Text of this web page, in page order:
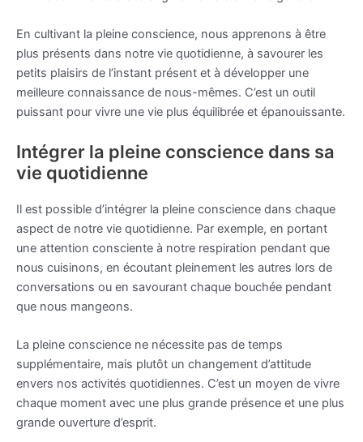
En cultivant la pleine conscience, nous apprenons à être
plus présents dans notre vie quotidienne, à savourer les
petits plaisirs de l’instant présent et à développer une
meilleure connaissance de nous-mêmes. C’est un outil
puissant pour vivre une vie plus équilibrée et épanouissante.
Intégrer la pleine conscience dans sa
vie quotidienne
Il est possible d’intégrer la pleine conscience dans chaque
aspect de notre vie quotidienne. Par exemple, en portant
une attention consciente à notre respiration pendant que
nous cuisinons, en écoutant pleinement les autres lors de
conversations ou en savourant chaque bouchée pendant
que nous mangeons.
La pleine conscience ne nécessite pas de temps
supplémentaire, mais plutôt un changement d’attitude
envers nos activités quotidiennes. C’est un moyen de vivre
chaque moment avec une plus grande présence et une plus
grande ouverture d’esprit.